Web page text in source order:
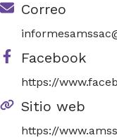
Correo
Facebook
https://
Sitio web
https://